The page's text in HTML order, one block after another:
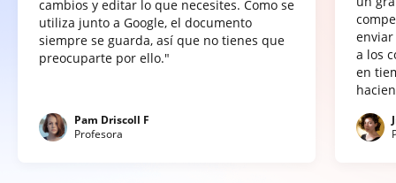
cambios y editar lo que necesites. Como se
utiliza junto a Google, el documento
siempre se guarda, así que no tienes que
preocuparte por ello."
Pam Driscoll F
Profesora
a los
en